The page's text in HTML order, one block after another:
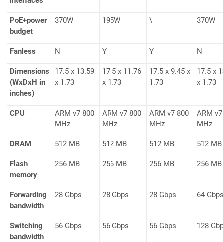
PoE+power
budget
370W 195W \ 370W
Fanless N Y Y N
Dimensions
(WxDxH in
inches)
17.5 x 13.59
x 1.73
17.5 x 11.76
x 1.73
17.5 x 9.45 x
1.73
17.5 x
x 1.73
CPU
ARM v7 800
MHz
ARM v7 800
MHz
ARM v7 800
MHz
ARM
MHz
DRAM 512 MB 512 MB 512 MB 512 MB
Flash
memory
256 MB 256 MB 256 MB 256 MB
Forwarding
bandwidth
28 Gbps 28 Gbps 28 Gbps 64 Gbps
Switching
bandwidth
56 Gbps 56 Gbps 56 Gbps 128